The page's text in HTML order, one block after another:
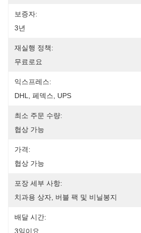
보증자:
3년
재실행 정책:
무료로요
익스프레스:
DHL, 페덱스, UPS
최소 주문 수량:
협상 가능
가격:
협상 가능
포장 세부 사항:
치과용 상자, 버블 팩 및 비닐봉지
배달 시간:
3일이요